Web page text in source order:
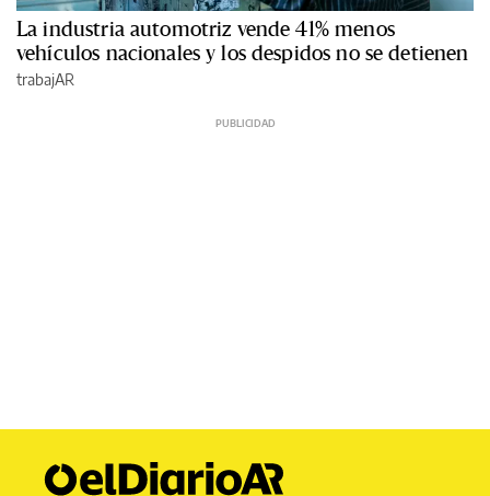
La industria automotriz vende 41% menos
vehículos nacionales y los despidos no se detienen
trabajAR